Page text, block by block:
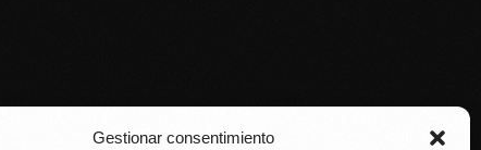
Gestionar consentimiento